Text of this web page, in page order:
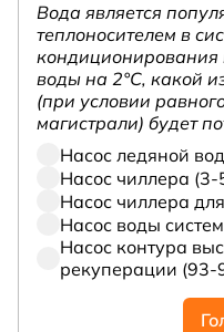
Вода является
теплоносителем в
кондиционирования
воды на 2°С, какой
(при условии
магистрали) будет
Насос ледяной
Насос чиллера (3-
Насос чиллера
Насос воды
Насос контура
рекуперации (93-